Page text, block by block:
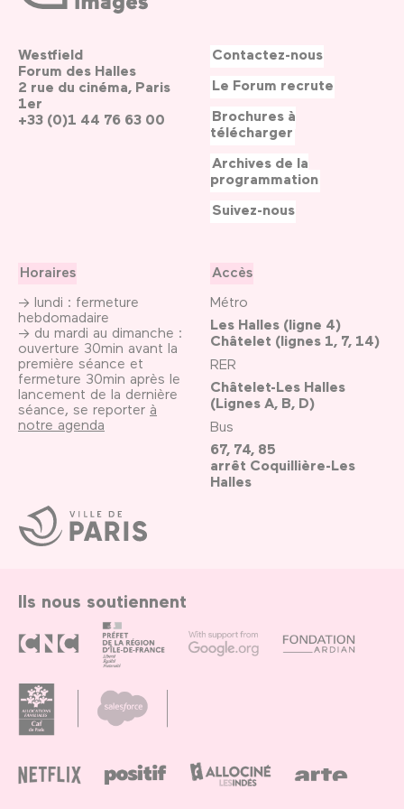
Ville
de
Paris
Westfield
Forum des Halles
2 rue du cinéma, Paris
1er
+33 (0)1 44 76 63 00
Horaires
→ lundi : fermeture
hebdomadaire
→ du mardi au dimanche :
ouverture 30min avant la
première séance et
fermeture 30min après le
lancement de la dernière
séance, se reporter à
notre agenda
Accès
Métro
Les Halles (ligne 4)
Châtelet (lignes 1, 7, 14)
RER
Châtelet-Les Halles
(Lignes A, B, D)
Bus
67, 74, 85
arrêt Coquillière-Les
Halles
Contactez-nous
Le Forum recrute
Brochures à
télécharger
Archives de la
programmation
Suivez-nous
Ils nous soutiennent